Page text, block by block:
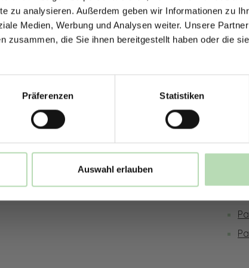
zu analysieren. Außerdem geben wir Informationen zu
Medien, Werbung und Analysen weiter. Unsere
zusammen, die Sie ihnen bereitgestellt haben oder die
Präferenzen Statistiken
Auswahl erlauben
möglich Hochwertige Qualität | Millimetergenau
Rechtliches
Impressum
Widerruf
AGB
Jetzt zum Newsletter
Mit der Anmeldung erklärst du dich damit
E-Mails von uns zu erhalten.